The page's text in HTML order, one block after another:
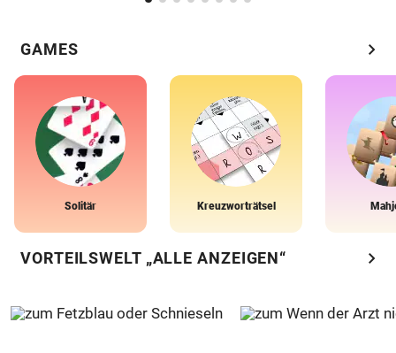
GAMES chevron_right
Solitär Kreuzworträtsel
VORTEILSWELT „ALLE ANZEIGEN“ chevron_right